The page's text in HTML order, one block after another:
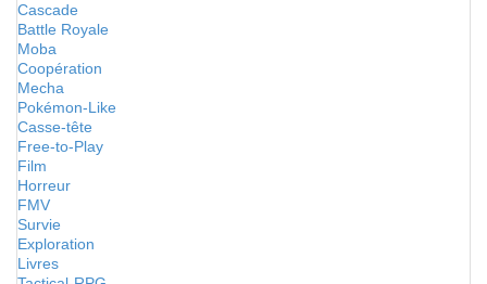
Cascade
Battle Royale
Moba
Coopération
Mecha
Pokémon-Like
Casse-tête
Free-to-Play
Film
Horreur
FMV
Survie
Exploration
Livres